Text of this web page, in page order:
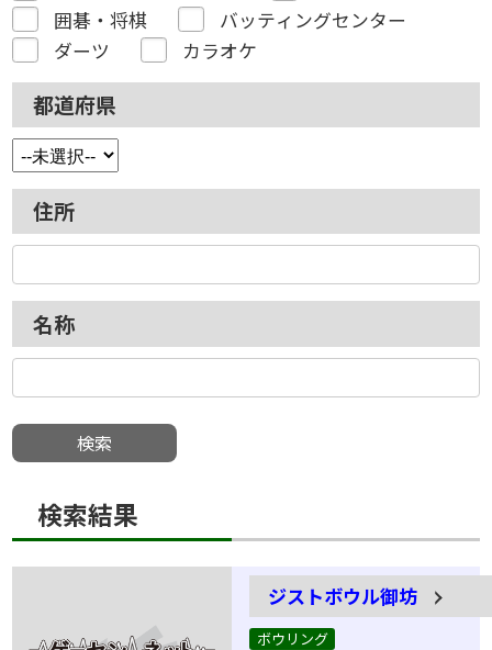
囲碁・将棋
バッティングセンター
ダーツ
カラオケ
都道府県
住所
名称
検索
検索結果
ジストボウル御坊
ボウリング